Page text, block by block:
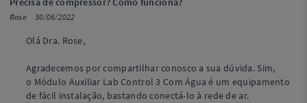
Rose 30/06/2022
Olá Dra. Rose,
Agradecemos por compartilhar conosco a sua dúvida. Sim,
o Módulo Auxiliar Lab Control 3 Com Água é um equipamento
de fácil instalação, bastando conectá-lo à rede de ar.